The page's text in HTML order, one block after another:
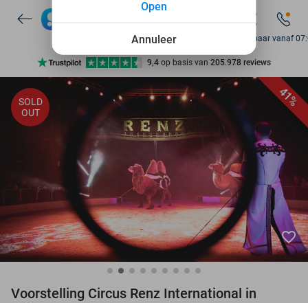
7 dagen per week beschikbaar
10+ miljoen leden
9,4 op basis van 205.978 reviews
Ontdek 15.000+ deals
10+ miljoen leden
Bereikbaar vanaf
41%
SOLD
OUT
favorite_border
Voorstelling Circus Renz International in
Annuleer
Open